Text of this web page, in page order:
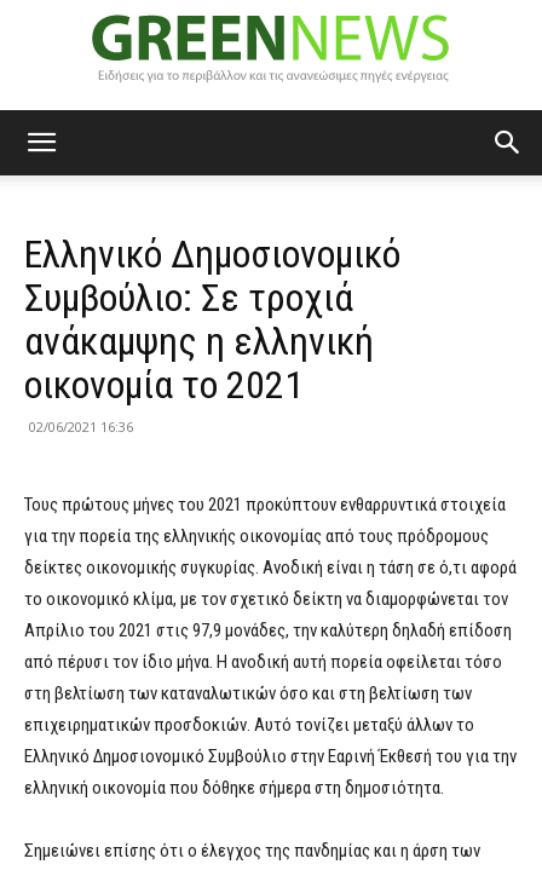
News
Ελληνικό Δημοσιονομικό
Συμβούλιο: Σε τροχιά
ανάκαμψης η ελληνική
οικονομία το 2021
02/06/2021 16:36
Τους πρώτους μήνες του 2021 προκύπτουν ενθαρρυντικά στοιχεία
για την πορεία της ελληνικής οικονομίας από τους πρόδρομους
δείκτες οικονομικής συγκυρίας. Ανοδική είναι η τάση σε ό,τι αφορά
το οικονομικό κλίμα, με τον σχετικό δείκτη να διαμορφώνεται τον
Απρίλιο του 2021 στις 97,9 μονάδες, την καλύτερη δηλαδή επίδοση
από πέρυσι τον ίδιο μήνα. Η ανοδική αυτή πορεία οφείλεται τόσο
στη βελτίωση των καταναλωτικών όσο και στη βελτίωση των
επιχειρηματικών προσδοκιών. Αυτό τονίζει μεταξύ άλλων το
Ελληνικό Δημοσιονομικό Συμβούλιο στην Εαρινή Έκθεσή του για την
ελληνική οικονομία που δόθηκε σήμερα στη δημοσιότητα.
Σημειώνει επίσης ότι ο έλεγχος της πανδημίας και η άρση των